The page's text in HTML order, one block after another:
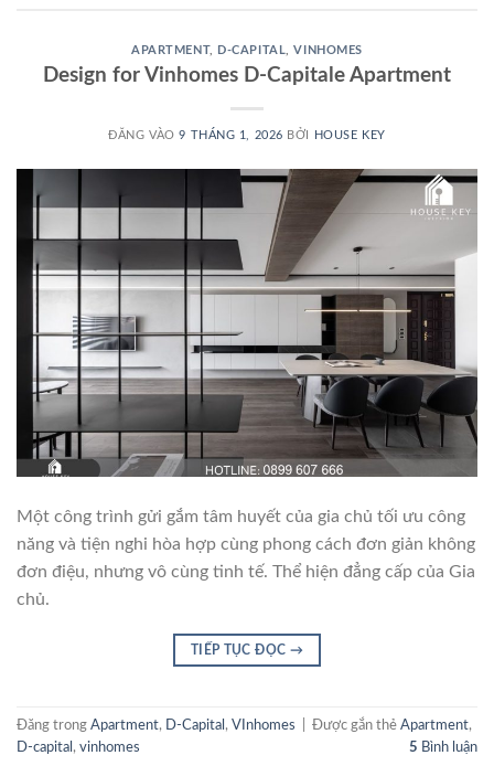
APARTMENT, D-CAPITAL,VINHOMES
Design for Vinhomes D-Capitale Apartment
ĐĂNG VÀO9 THÁNG 1, 2026 BỞI HOUSE KEY
Một công trình gửi gắm tâm huyết của gia chủ tối ưu công
năng và tiện nghi hòa hợp cùng phong cách đơn giản không
đơn điệu, nhưng vô cùng tinh tế. Thể hiện đẳng cấp của Gia
chủ.
TIẾP TỤC ĐỌC →
Đăng trong Apartment, D-Capital , VInhomes Được gắn thẻ Apartment,
D-capital , vinhomes 5 Bình luận